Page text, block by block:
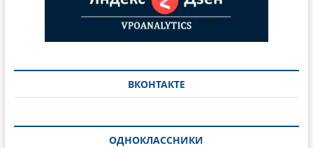
ВКОНТАКТЕ
ОДНОКЛАССНИКИ